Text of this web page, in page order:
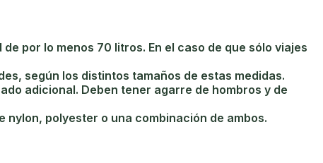
por lo menos 70 litros. En el caso de que sólo viajes
según los distintos tamaños de estas medidas.
adicional. Deben tener agarre de hombros y de
polyester o una combinación de ambos.